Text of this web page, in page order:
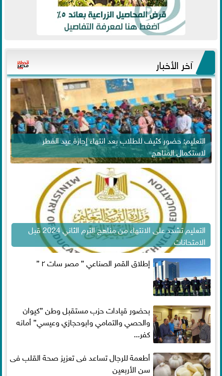
آخر الأخبار
التعليم: حضور كثيف للطلاب بعد انتهاء إجازة عيد الفطر
لاستكمال المناهج
التعليم تشدد على الانتهاء من مناهج الترم الثاني 2024 قبل
الامتحانات
إطلاق القمر الصناعي ” مصر سات ٢ ”
بحضور قيادات حزب مستقبل وطن ”كيوان
والحصي والتمامي وابوحجازي وعيسي” أمانه
كفر...
أطعمة للرجال تساعد فى تعزيز صحة القلب فى
سن الأربعين